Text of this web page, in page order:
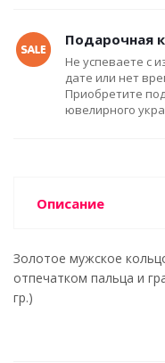
Подарочная
Не успеваете с
дате или нет
Приобретите
ювелирного
Описание
Золотое мужское
отпечатком пальца и
гр.)